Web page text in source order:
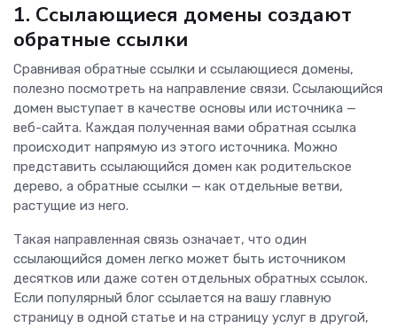
1. Ссылающиеся домены создают
обратные ссылки
Сравнивая обратные ссылки и ссылающиеся домены,
полезно посмотреть на направление связи. Ссылающийся
домен выступает в качестве основы или источника —
веб-сайта. Каждая полученная вами обратная ссылка
происходит напрямую из этого источника. Можно
представить ссылающийся домен как родительское
дерево, а обратные ссылки — как отдельные ветви,
растущие из него.
Такая направленная связь означает, что один
ссылающийся домен легко может быть источником
десятков или даже сотен отдельных обратных ссылок.
Если популярный блог ссылается на вашу главную
страницу в одной статье и на страницу услуг в другой,